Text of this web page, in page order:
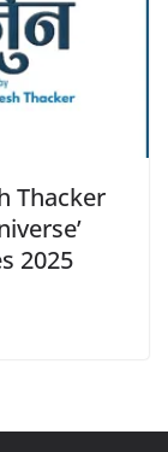
Thacker
2025